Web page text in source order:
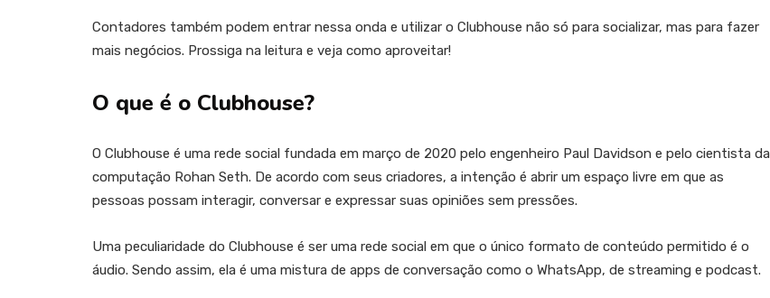
Contadores também podem entrar nessa onda e utilizar o Clubhouse não só para socializar, mas para fazer
mais negócios. Prossiga na leitura e veja como aproveitar!
O que é o Clubhouse?
O Clubhouse é uma rede social fundada em março de 2020 pelo engenheiro Paul Davidson e pelo cientista da
computação Rohan Seth. De acordo com seus criadores, a intenção é abrir um espaço livre em que as
pessoas possam interagir, conversar e expressar suas opiniões sem pressões.
Uma peculiaridade do Clubhouse é ser uma rede social em que o único formato de conteúdo permitido é o
áudio. Sendo assim, ela é uma mistura de apps de conversação como o WhatsApp, de streaming e podcast.